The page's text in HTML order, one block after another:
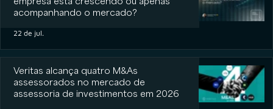
acompanhando o mercado?
22 de jul.
Veritas alcança quatro M&As
assessorados no mercado de
assessoria de investimentos em 2026